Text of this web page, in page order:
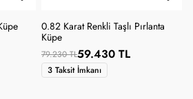
0.82 Karat Renkli Taşlı Pırlanta
Küpe
79.230 TL59.430 TL
3 Taksit İmkanı